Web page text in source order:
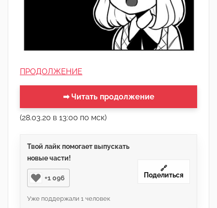
ПРОДОЛЖЕНИЕ
➡ Читать продолжение
(28.03.20 в 13:00 по мск)
Твой лайк помогает выпускать
новые части!
+1 096
Уже поддержали 1 человек
🔗
Поделиться